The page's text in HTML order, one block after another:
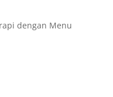
dengan Menu